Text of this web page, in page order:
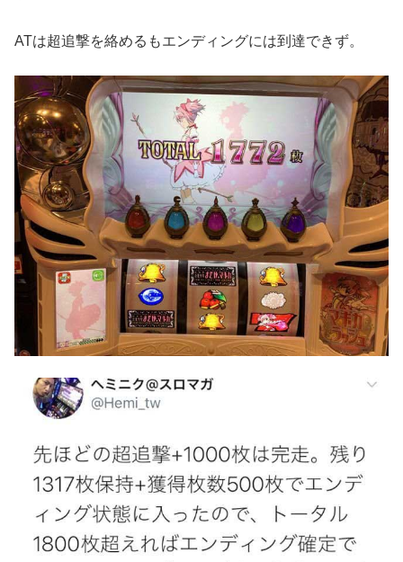
ATは超追撃を絡めるもエンディングには到達できず。